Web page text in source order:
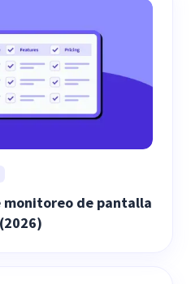
monitoreo de pantalla